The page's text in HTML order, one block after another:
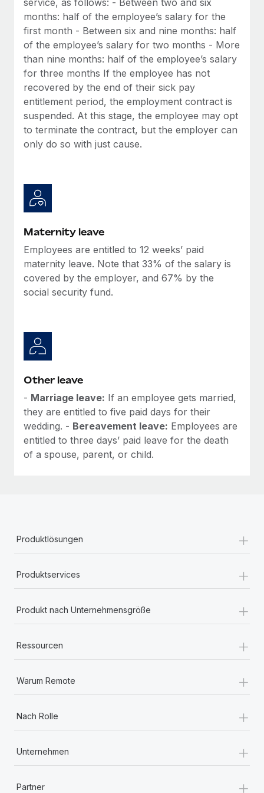
Niederlassungen
Mobilität und Relocation
Mühelose Relocation von Mitarbeiter:innen
Benefits
Mühelose Verwaltung von Benefits
Management und Payroll
Reverse Tech auf einen Blick Das Gesundheits- und
Mehr erfahren
Den Blog erkunden
BLOG
Neues zu Remote-Produkten: Integration mit
Gusto und Zero und Contractor Management
Plus
Auch im neuen Jahr wollen wir bei Remote Unternehmen
aller Größen dabei unterstützen, die beste...
Wie Phiture 55 Mitarbeiter:innen in 19 Ländern
mit Remote verwaltet
Phiture ist der unumstrittene Marktführer im Bereich der
Wachstumsberatung für mobile Apps. Das...
Mehr erfahren
months: half of the employee’s salary for the
first month - Between six and nine months: half
of the employee’s salary for two months - More
than nine months: half of the employee’s salary
for three months If the employee has not
recovered by the end of their sick pay
entitlement period, the employment contract is
suspended. At this stage, the employee may opt
to terminate the contract, but the employer can
only do so with just cause.
Maternity leave
Employees are entitled to 12 weeks’ paid
maternity leave. Note that 33% of the salary is
covered by the employer, and 67% by the
social security fund.
Other leave
- Marriage leave: If an employee gets married,
they are entitled to five paid days for their
wedding. - Bereavement leave: Employees are
entitled to three days’ paid leave for the death
of a spouse, parent, or child.
Produktlösungen +
Produktservices +
Produkt nach Unternehmensgröße +
Ressourcen +
Warum Remote +
Nach Rolle +
Unternehmen +
Partner +